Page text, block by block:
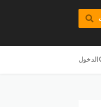
الدخول